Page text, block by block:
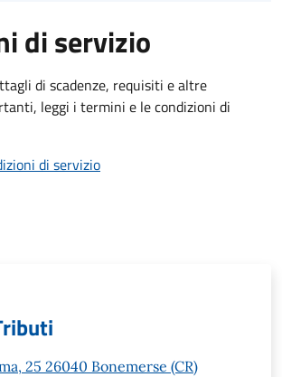
di servizio
di scadenze, requisiti e altre
leggi i termini e le condizioni di
di servizio
25 26040 Bonemerse (CR)